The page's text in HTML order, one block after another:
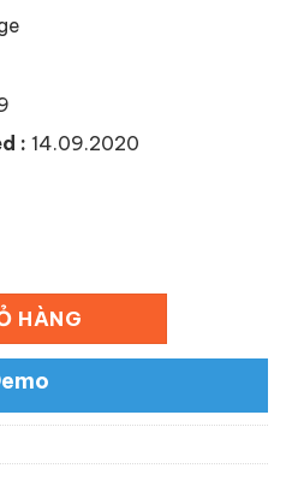
: 14.09.2020
HÀNG